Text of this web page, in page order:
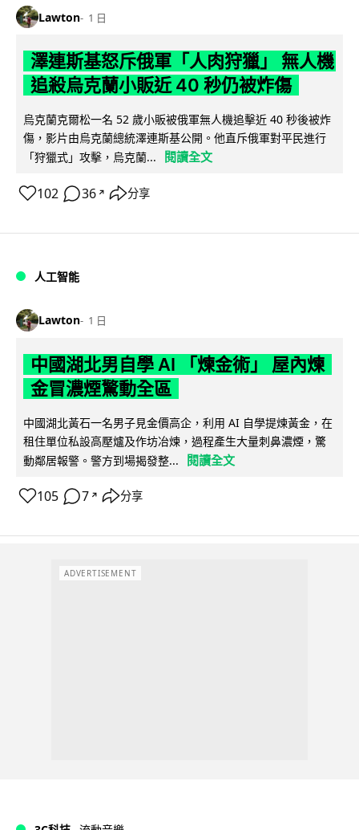
Lawton 1 日
澤連斯基怒斥俄軍「人肉狩獵」 無人機
追殺烏克蘭小販近 40 秒仍被炸傷
烏克蘭克爾松一名 52 歲小販被俄軍無人機追擊近 40 秒後被炸
傷，影片由烏克蘭總統澤連斯基公開。他直斥俄軍對平民進行
「狩獵式」攻擊，烏克蘭...
閱讀全文
102 36 ↗ 分享
人工智能
Lawton 1 日
中國湖北男自學 AI 「煉金術」 屋內煉
金冒濃煙驚動全區
中國湖北黃石一名男子見金價高企，利用 AI 自學提煉黃金，在
租住單位私設高壓爐及作坊冶煉，過程產生大量刺鼻濃煙，驚
動鄰居報警。警方到場揭發整...
閱讀全文
105 7 ↗ 分享
ADVERTISEMENT